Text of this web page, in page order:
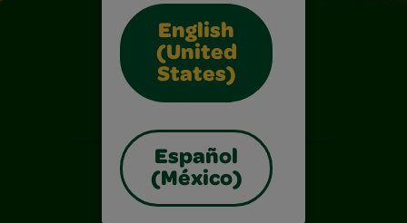
English
(United
States)
Español
(México)